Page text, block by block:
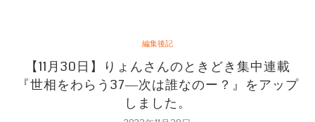
編集後記
【11月30日】りょんさんのときどき集中連載
『世相をわらう37―次は誰なのー？』をアップ
しました。